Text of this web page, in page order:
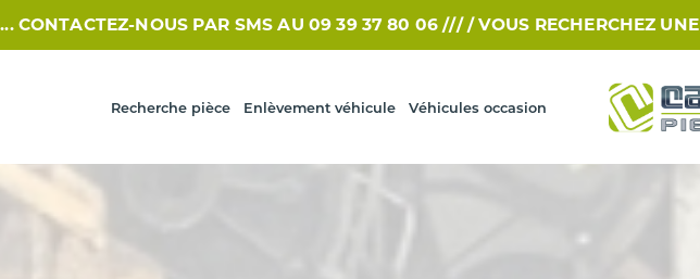
NOUS PAR SMS AU 09 39 37 80 06 /// / VOUS RECHERCHEZ UNE
Recherche pièce Enlèvement véhicule Véhicules occasion